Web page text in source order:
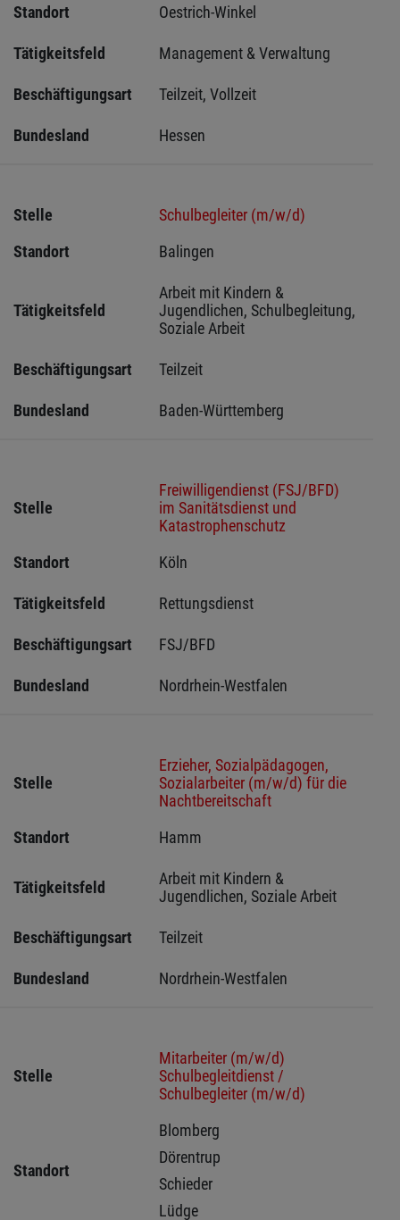
Standort
Oestrich-Winkel
Tätigkeitsfeld Management & Verwaltung
Beschäftigungsart Teilzeit, Vollzeit
Bundesland Hessen
Stelle
Schulbegleiter (m/w/d)
Standort
Balingen
Tätigkeitsfeld
Arbeit mit Kindern &
Jugendlichen, Schulbegleitung,
Soziale Arbeit
Beschäftigungsart Teilzeit
Bundesland Baden-Württemberg
Stelle
Freiwilligendienst (FSJ/BFD)
im Sanitätsdienst und
Katastrophenschutz
Standort
Köln
Tätigkeitsfeld Rettungsdienst
Beschäftigungsart FSJ/BFD
Bundesland Nordrhein-Westfalen
Stelle
Erzieher, Sozialpädagogen,
Sozialarbeiter (m/w/d) für die
Nachtbereitschaft
Standort
Hamm
Tätigkeitsfeld
Arbeit mit Kindern &
Jugendlichen, Soziale Arbeit
Beschäftigungsart Teilzeit
Bundesland Nordrhein-Westfalen
Stelle
Mitarbeiter (m/w/d)
Schulbegleitdienst /
Schulbegleiter (m/w/d)
Standort
Blomberg
Dörentrup
Schieder
Lüdge